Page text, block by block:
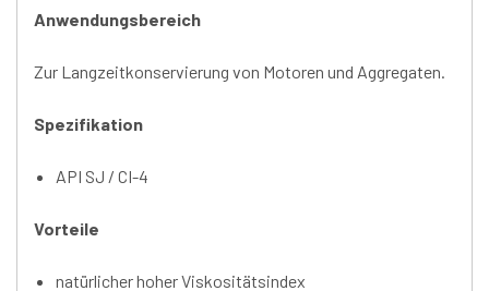
Anwendungsbereich
Zur Langzeitkonservierung von Motoren und Aggregaten.
Spezifikation
API SJ / CI-4
Vorteile
natürlicher hoher Viskositätsindex